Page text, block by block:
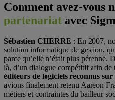
Comment avez-vous
partenariat avec
Sébastien CHERRE : En 2007,
solution informatique de gestion,
parce qu’elle n’était plus pérenne.
là, d’un dialogue compétitif afin de
éditeurs de logiciels reconnus sur
avions finalement retenu Aareon
métiers et contraintes du bailleur